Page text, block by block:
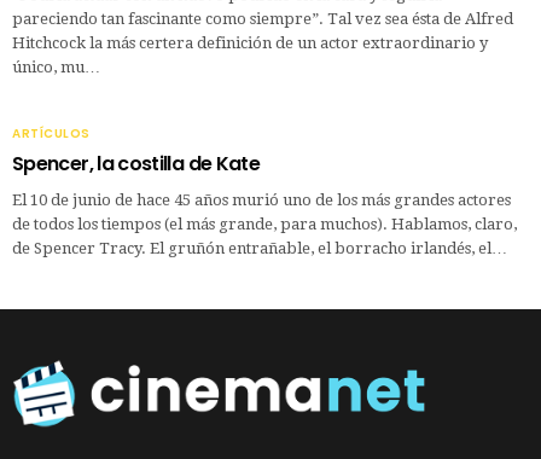
pareciendo tan fascinante como siempre”. Tal vez sea ésta de Alfred
Hitchcock la más certera definición de un actor extraordinario y
único, mu…
ARTÍCULOS
Spencer, la costilla de Kate
El 10 de junio de hace 45 años murió uno de los más grandes actores
de todos los tiempos (el más grande, para muchos). Hablamos, claro,
de Spencer Tracy. El gruñón entrañable, el borracho irlandés, el…